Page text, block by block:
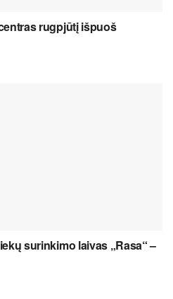
rugpjūtį išpuoš
surinkimo laivas „Rasa“ –